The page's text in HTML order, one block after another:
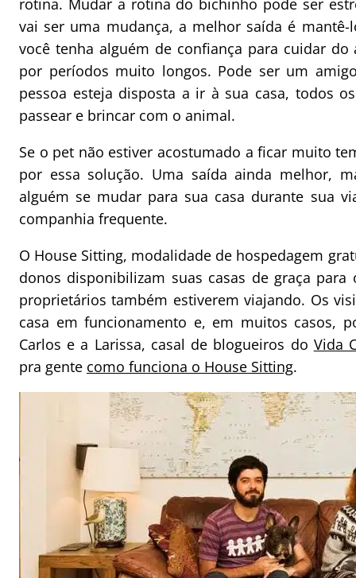
rotina. Mudar a rotina do bichinho pode ser
vai ser uma mudança, a melhor saída é
você tenha alguém de confiança para cuidar
por períodos muito longos. Pode ser um
pessoa esteja disposta a ir à sua casa, todos
passear e brincar com o animal.
Se o pet não estiver acostumado a ficar muito
por essa solução. Uma saída ainda melhor,
alguém se mudar para sua casa durante sua
companhia frequente.
O House Sitting, modalidade de hospedagem
donos disponibilizam suas casas de graça
proprietários também estiverem viajando. Os
casa em funcionamento e, em muitos casos,
Carlos e a Larissa, casal de blogueiros do Vida
pra gente como funciona o House Sitting.